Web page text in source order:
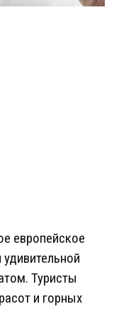
европейское
Туристы
и горных